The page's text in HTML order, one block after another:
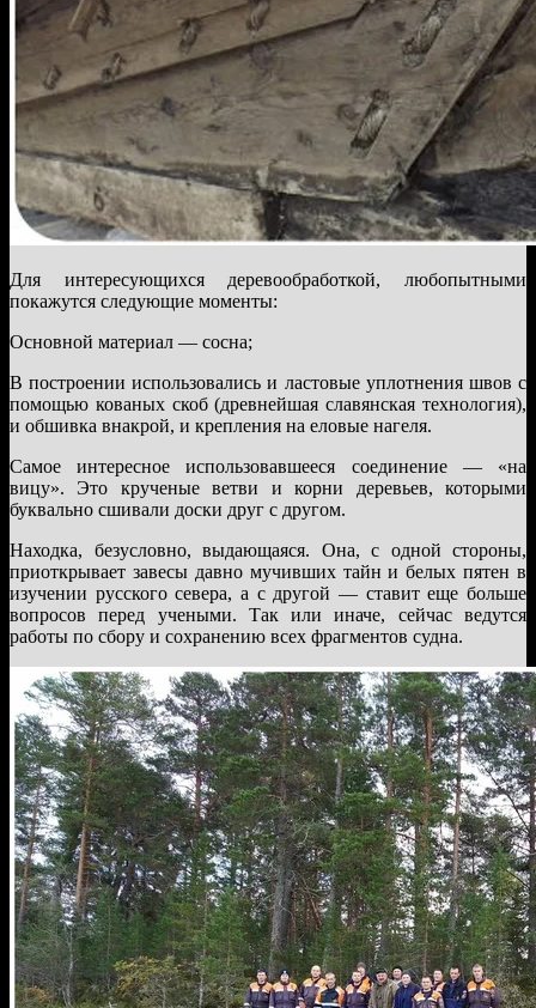
Для интересующихся деревообработкой, любопытными
покажутся следующие моменты:
Основной материал — сосна;
В построении использовались и ластовые уплотнения швов с
помощью кованых скоб (древнейшая славянская технология),
и обшивка внакрой, и крепления на еловые нагеля.
Самое интересное использовавшееся соединение — «на
вицу». Это крученые ветви и корни деревьев, которыми
буквально сшивали доски друг с другом.
Находка, безусловно, выдающаяся. Она, с одной стороны,
приоткрывает завесы давно мучивших тайн и белых пятен в
изучении русского севера, а с другой — ставит еще больше
вопросов перед учеными. Так или иначе, сейчас ведутся
работы по сбору и сохранению всех фрагментов судна.